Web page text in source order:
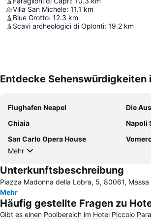
Villa San Michele: 11.1 km
Blue Grotto: 12.3 km
Scavi archeologici di Oplonti: 19.2 km
Entdecke Sehenswürdigkeiten
Flughafen Neapel Die
Chiaia
Napoli
San Carlo Opera House
Mehr
Unterkunftsbeschreibung
Piazza Madonna della Lobra, 5, 80061,
Mehr
Häufig gestellte Fragen zu
Gibt es einen Poolbereich im Hotel Piccolo